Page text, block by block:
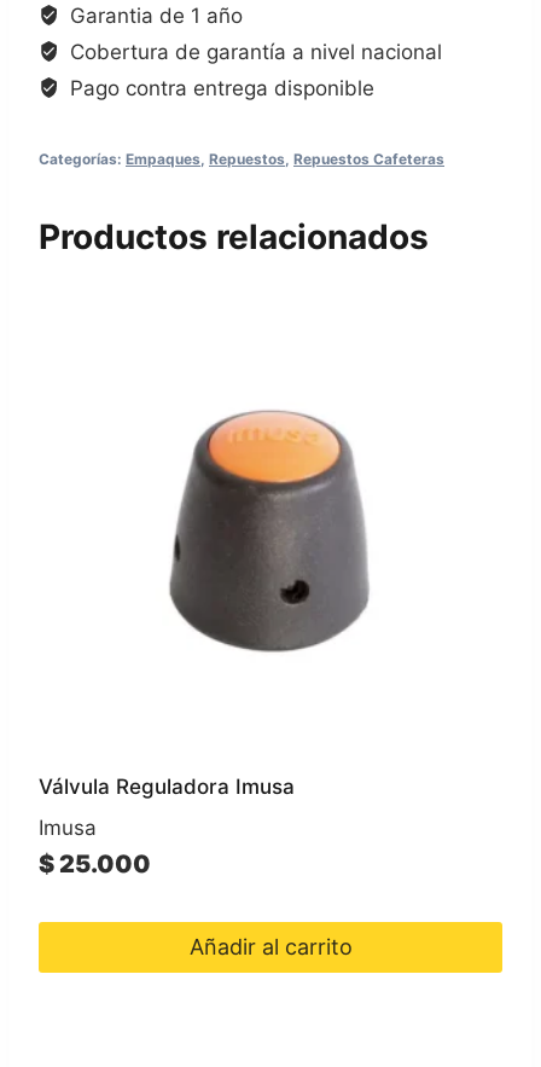
Garantia de 1 año
Cobertura de garantía a nivel nacional
Pago contra entrega disponible
Categorías: Empaques Repuestos Repuestos Cafeteras
Productos relacionados
Válvula Reguladora Imusa
Imusa
$25.000
Añadir al carrito